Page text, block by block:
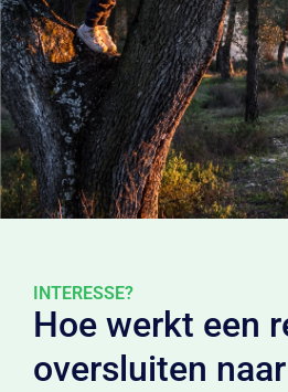
in aandelen en obligaties wilt
OAKK Markten lijfrenterekening
Skills, zoals de meeste klanten
doorgaans een stabielere
betekent dat zowel de diepe
beperkt in jouw portefeuille.
je meer rust wilt.
INTERESSE?
Hoe werkt een
oversluiten